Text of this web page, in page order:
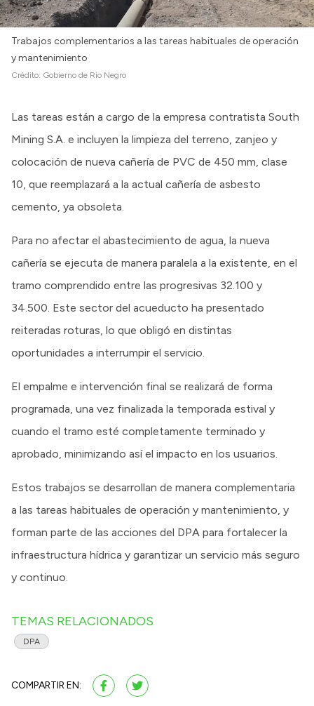
Trabajos complementarios a las tareas habituales de operación
y mantenimiento
Crédito: Gobierno de Rio Negro
Las tareas están a cargo de la empresa contratista South
Mining S.A. e incluyen la limpieza del terreno, zanjeo y
colocación de nueva cañería de PVC de 450 mm, clase
10, que reemplazará a la actual cañería de asbesto
cemento, ya obsoleta.
Para no afectar el abastecimiento de agua, la nueva
cañería se ejecuta de manera paralela a la existente, en el
tramo comprendido entre las progresivas 32.100 y
34.500. Este sector del acueducto ha presentado
reiteradas roturas, lo que obligó en distintas
oportunidades a interrumpir el servicio.
El empalme e intervención final se realizará de forma
programada, una vez finalizada la temporada estival y
cuando el tramo esté completamente terminado y
aprobado, minimizando así el impacto en los usuarios.
Estos trabajos se desarrollan de manera complementaria
a las tareas habituales de operación y mantenimiento, y
forman parte de las acciones del DPA para fortalecer la
infraestructura hídrica y garantizar un servicio más seguro
y continuo.
TEMAS RELACIONADOS
DPA
COMPARTIR EN: